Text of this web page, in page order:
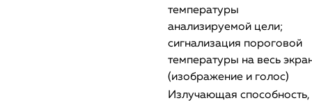
температуры
анализируемой цели;
сигнализация пороговой
температуры на весь
(изображение и голос)
Излучающая способность,